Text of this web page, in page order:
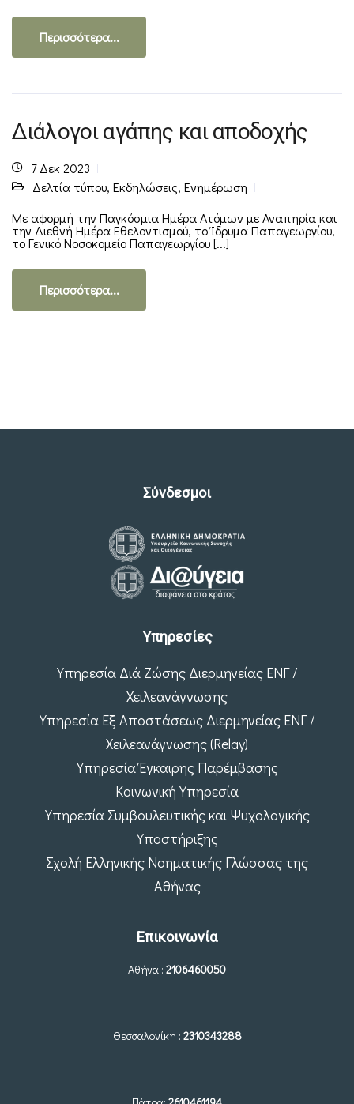
Περισσότερα...
Διάλογοι αγάπης και αποδοχής
7 Δεκ 2023
Δελτία τύπου, Εκδηλώσεις, Ενημέρωση
Με αφορμή την Παγκόσμια Ημέρα Ατόμων με Αναπηρία και
την Διεθνή Ημέρα Εθελοντισμού, το Ίδρυμα Παπαγεωργίου,
το Γενικό Νοσοκομείο Παπαγεωργίου [...]
Περισσότερα...
Σύνδεσμοι
Υπηρεσίες
Υπηρεσία Διά Ζώσης Διερμηνείας ΕΝΓ /
Χειλεανάγνωσης
Υπηρεσία Εξ Αποστάσεως Διερμηνείας ΕΝΓ /
Χειλεανάγνωσης (Relay)
Υπηρεσία Έγκαιρης Παρέμβασης
Κοινωνική Υπηρεσία
Υπηρεσία Συμβουλευτικής και Ψυχολογικής
Υποστήριξης
Σχολή Ελληνικής Νοηματικής Γλώσσας της
Αθήνας
Επικοινωνία
Αθήνα : 2106460050
Θεσσαλονίκη : 2310343288